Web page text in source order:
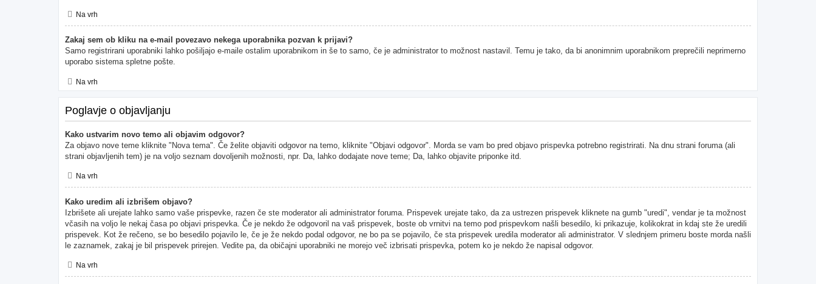
Na vrh
Zakaj sem ob kliku na e-mail povezavo nekega uporabnika pozvan k prijavi?
Samo registrirani uporabniki lahko pošiljajo e-maile ostalim uporabnikom in še to samo, če je administrator to možnost nastavil. Temu je tako, da bi anonimnim uporabnikom preprečili neprimerno
uporabo sistema spletne pošte.
Na vrh
Poglavje o objavljanju
Kako ustvarim novo temo ali objavim odgovor?
Za objavo nove teme kliknite "Nova tema". Če želite objaviti odgovor na temo, kliknite "Objavi odgovor". Morda se vam bo pred objavo prispevka potrebno registrirati. Na dnu strani foruma (ali
strani objavljenih tem) je na voljo seznam dovoljenih možnosti, npr. Da, lahko dodajate nove teme; Da, lahko objavite priponke itd.
Na vrh
Kako uredim ali izbrišem objavo?
Izbrišete ali urejate lahko samo vaše prispevke, razen če ste moderator ali administrator foruma. Prispevek urejate tako, da za ustrezen prispevek kliknete na gumb "uredi", vendar je ta možnost
včasih na voljo le nekaj časa po objavi prispevka. Če je nekdo že odgovoril na vaš prispevek, boste ob vrnitvi na temo pod prispevkom našli besedilo, ki prikazuje, kolikokrat in kdaj ste že uredili
prispevek. Kot že rečeno, se bo besedilo pojavilo le, če je že nekdo podal odgovor, ne bo pa se pojavilo, če sta prispevek uredila moderator ali administrator. V slednjem primeru boste morda našli
le zaznamek, zakaj je bil prispevek prirejen. Vedite pa, da običajni uporabniki ne morejo več izbrisati prispevka, potem ko je nekdo že napisal odgovor.
Na vrh